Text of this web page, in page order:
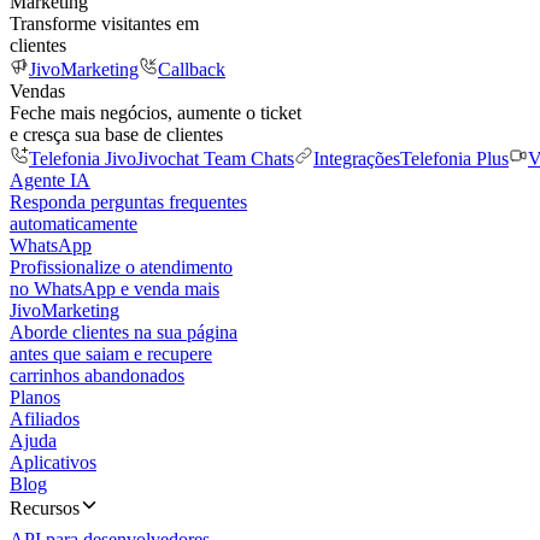
Transforme visitantes em
clientes
JivoMarketing
Callback
Vendas
Feche mais negócios, aumente o ticket
e cresça sua base de clientes
Telefonia JivoJivochat Team Chats IntegraçõesTelefonia Plus
Agente IA
Responda perguntas frequentes
automaticamente
WhatsApp
Profissionalize o atendimento
no WhatsApp e venda mais
JivoMarketing
Aborde clientes na sua página
antes que saiam e recupere
carrinhos abandonados
Planos
Afiliados
Ajuda
Aplicativos
Blog
Recursos